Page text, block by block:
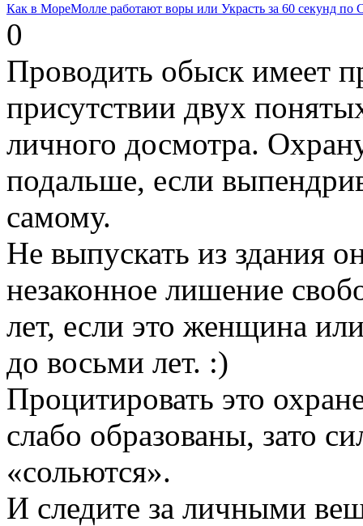
Как в МореМолле работают воры или Украсть за 60 секунд по
0
Проводить обыск имеет
присутствии двух
личного досмотра.
подальше, если
самому.
Не выпускать из здания
незаконное лишение
лет, если это женщина
до восьми лет. :)
Процитировать это
слабо образованы, зато
«сольются».
И следите за личными